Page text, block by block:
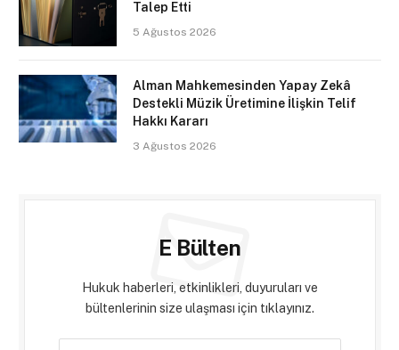
Talep Etti
5 Ağustos 2026
Alman Mahkemesinden Yapay Zekâ
Destekli Müzik Üretimine İlişkin Telif
Hakkı Kararı
3 Ağustos 2026
E Bülten
Hukuk haberleri, etkinlikleri, duyuruları ve
bültenlerinin size ulaşması için tıklayınız.